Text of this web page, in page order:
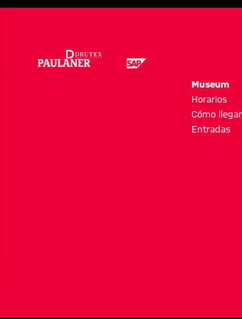
Museum
Horarios
Cómo llegar
Entradas